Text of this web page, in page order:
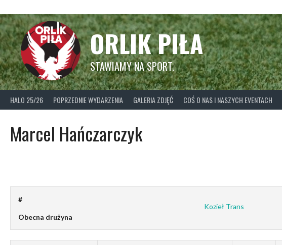
to
content
ORLIK PIŁA
STAWIAMY NA SPORT.
HALO 25/26 POPRZEDNIE WYDARZENIA GALERIA ZDJĘĆ COŚ O NAS I NASZYCH EVENTACH
Marcel Hańczarczyk
#
Obecna drużyna
Kozieł Trans